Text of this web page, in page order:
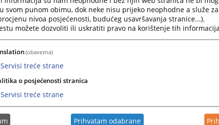
predsjednika sadrži pozdravnu riječ predsjednika suda
i želje za što boljom međusobnom komunikacijom.
događaja predstavlja najavu budućih događanja
događanja.
postavljana pitanja prikazuje pitanja i odgovore koji su
sudu, a vezana su za rad suda ili druge aktivnosti
suđenja prikazuje detaljne informacije o
vremenski period.
iz pravosuđa obuhvata informacije koje su vezane za
svom punom obimu, dok neke nisu prijeko neophodne a služe
nivoa posjećenosti, budućeg usavršavanja stranice...).
možete dozvoliti ili uskratiti pravo na korištenje tih
(obavezna)
Servisi treće strane
o posjećenosti stranica
Servisi treće strane
Prihvatam odabrane